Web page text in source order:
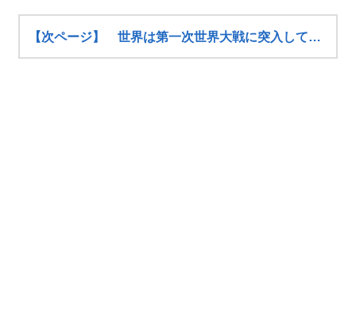
【次ページ】 世界は第一次世界大戦に突入して…